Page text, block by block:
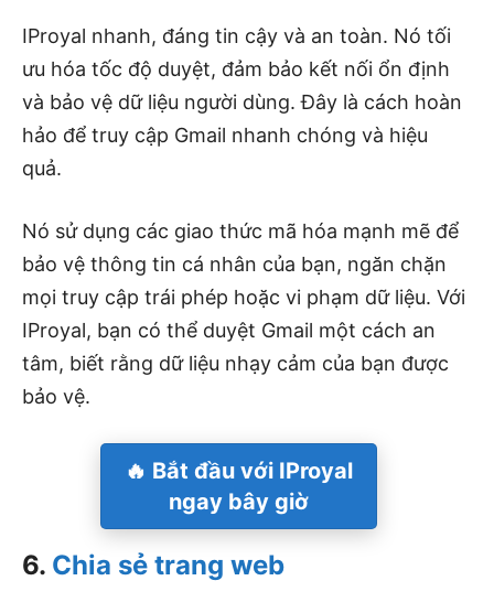
IProyal nhanh, đáng tin cậy và an toàn. Nó tối
ưu hóa tốc độ duyệt, đảm bảo kết nối ổn định
và bảo vệ dữ liệu người dùng. Đây là cách hoàn
hảo để truy cập Gmail nhanh chóng và hiệu
quả.
Nó sử dụng các giao thức mã hóa mạnh mẽ để
bảo vệ thông tin cá nhân của bạn, ngăn chặn
mọi truy cập trái phép hoặc vi phạm dữ liệu. Với
IProyal, bạn có thể duyệt Gmail một cách an
tâm, biết rằng dữ liệu nhạy cảm của bạn được
bảo vệ.
🔥 Bắt đầu với IProyal
ngay bây giờ
6. Chia sẻ trang web